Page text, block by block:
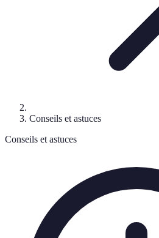
Conseils et astuces
Conseils et astuces